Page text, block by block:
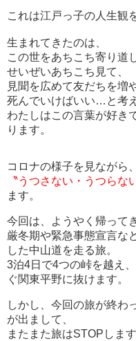
これは江戸っ子の人生観
生まれてきたのは、
この世をあちこち寄り道
せいぜいあちこち見て、
見聞を広めて友だちを増
死んでいけばいい…と考
わたしはこの言葉が好き
ります。
コロナの様子を見ながら
〝うつさない・うつらな
ます。
今回は、ようやく帰って
厳冬期や緊急事態宣言な
した中山道を走る旅。
3泊4日で4つの峠を越え
ぐ関東平野に抜けます。
しかし、今回の旅が終わ
が出まして、
またまた旅はSTOPします